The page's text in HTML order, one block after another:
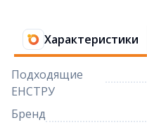
Характеристики
Подходящие
ЕНСТРУ
Бренд